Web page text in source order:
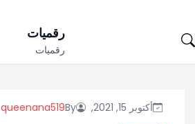
to
رقميات
رقميات
أكتوبر 15, 2021, By
queenana519